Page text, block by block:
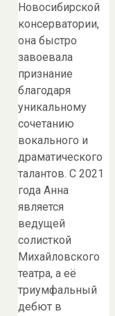
Новосибирской
консерватории,
она быстро
завоевала
признание
благодаря
уникальному
сочетанию
вокального и
драматического
талантов. С 2021
года Анна
является
ведущей
солисткой
Михайловского
театра, а её
триумфальный
дебют в